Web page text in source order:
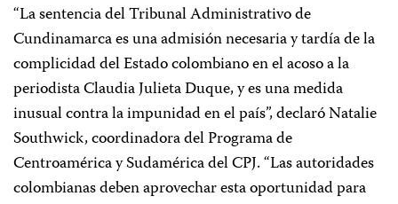
“La sentencia del Tribunal Administrativo de
Cundinamarca es una admisión necesaria y tardía de la
complicidad del Estado colombiano en el acoso a la
periodista Claudia Julieta Duque, y es una medida
inusual contra la impunidad en el país”, declaró Natalie
Southwick, coordinadora del Programa de
Centroamérica y Sudamérica del CPJ. “Las autoridades
colombianas deben aprovechar esta oportunidad para